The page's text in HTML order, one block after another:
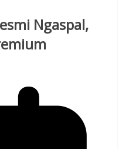
Ngaspal,